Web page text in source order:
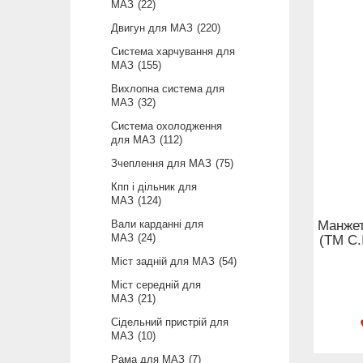
(ТМ
МАЗ
22
Двигун для МАЗ
220
Система харчування для
МАЗ
155
Вихлопна система для
МАЗ 32
Система охолодження
для МАЗ
112
Зчеплення для МАЗ 75
Кпп і дільник для
МАЗ
124
Вали карданні для
МАЗ
24
Міст задній для МАЗ 54
Міст середній для
МАЗ
21
Сідельний пристрій для
МАЗ
10
Рама для МАЗ 7